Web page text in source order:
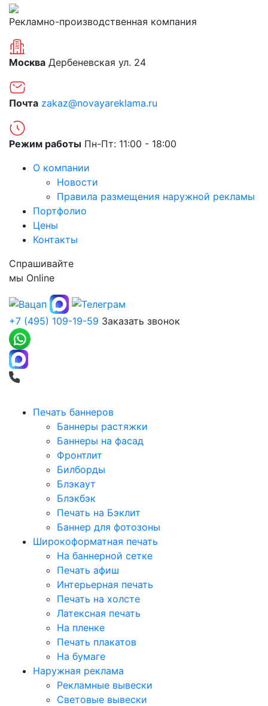
Рекламно-производственная компания
Москва Дербеневская ул. 24
Почта zakaz@novayareklama.ru
Режим работы Пн-Пт: 11:00 - 18:00
О компании
Новости
Правила размещения наружной рекламы
Портфолио
Цены
Контакты
Спрашивайте
мы Online
+7 (495) 109-19-59 Заказать звонок
Печать баннеров
Баннеры растяжки
Баннеры на фасад
Фронтлит
Билборды
Блэкаут
Блэкбэк
Печать на Бэклит
Баннер для фотозоны
Широкоформатная печать
На баннерной сетке
Печать афиш
Интерьерная печать
Печать на холсте
Латексная печать
На пленке
Печать плакатов
На бумаге
Наружная реклама
Рекламные вывески
Световые вывески